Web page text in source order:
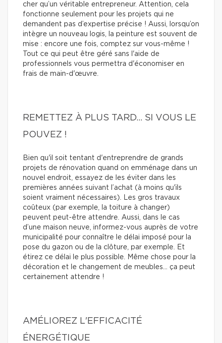
cher qu’un véritable entrepreneur. Attention, cela
fonctionne seulement pour les projets qui ne
demandent pas d’expertise précise ! Aussi, lorsqu’on
intègre un nouveau logis, la peinture est souvent de
mise : encore une fois, comptez sur vous-même !
Tout ce qui peut être géré sans l'aide de
professionnels vous permettra d'économiser en
frais de main-d'œuvre.
REMETTEZ À PLUS TARD… SI VOUS LE
POUVEZ !
Bien qu'il soit tentant d'entreprendre de grands
projets de rénovation quand on emménage dans un
nouvel endroit, essayez de les éviter dans les
premières années suivant l’achat (à moins qu'ils
soient vraiment nécessaires). Les gros travaux
coûteux (par exemple, la toiture à changer)
peuvent peut-être attendre. Aussi, dans le cas
d’une maison neuve, informez-vous auprès de votre
municipalité pour connaître le délai imposé pour la
pose du gazon ou de la clôture, par exemple. Et
étirez ce délai le plus possible. Même chose pour la
décoration et le changement de meubles… ça peut
certainement attendre !
AMÉLIOREZ L'EFFICACITÉ
ÉNERGÉTIQUE